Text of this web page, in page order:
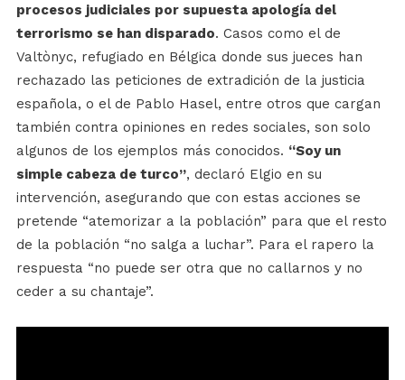
procesos judiciales por supuesta apología del
terrorismo se han disparado. Casos como el de
Valtònyc, refugiado en Bélgica donde sus jueces han
rechazado las peticiones de extradición de la justicia
española, o el de Pablo Hasel, entre otros que cargan
también contra opiniones en redes sociales, son solo
algunos de los ejemplos más conocidos. “Soy un
simple cabeza de turco”, declaró Elgio en su
intervención, asegurando que con estas acciones se
pretende “atemorizar a la población” para que el resto
de la población “no salga a luchar”. Para el rapero la
respuesta “no puede ser otra que no callarnos y no
ceder a su chantaje”.